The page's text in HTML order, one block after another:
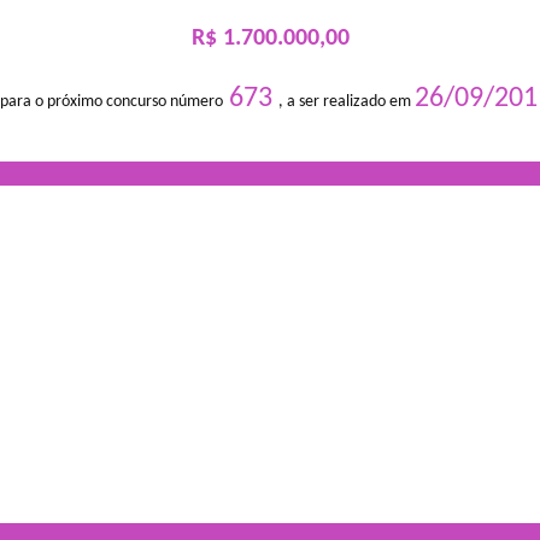
R$ 1.700.000,00
o próximo concurso número 673 , a ser realizado em 26/09/